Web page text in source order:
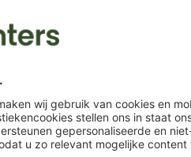
hoogte van
en profiteer